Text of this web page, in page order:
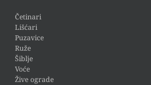
Četinari
Lišćari
Puzavice
Ruže
Šiblje
Voće
Žive ograde